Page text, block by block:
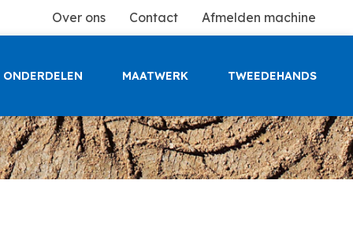
Over ons Contact Afmelden machine
ONDERDELEN MAATWERK TWEEDEHANDS